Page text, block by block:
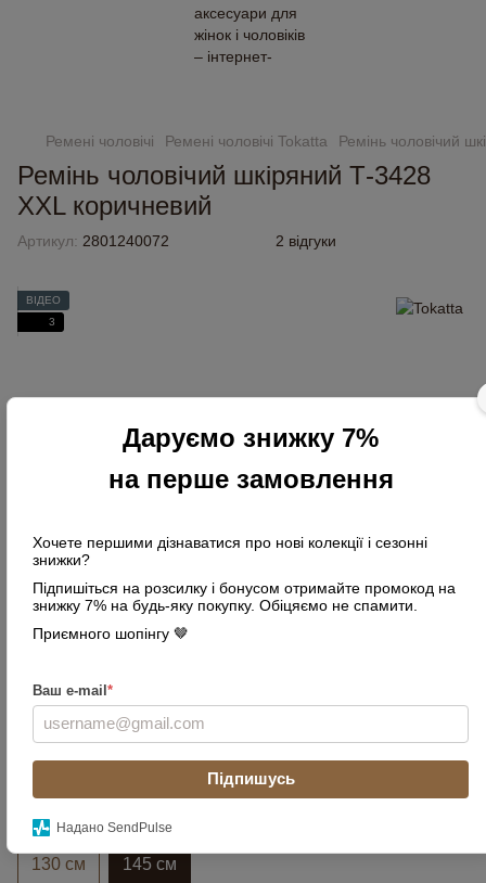
Даруємо знижку 7%
на перше замовлення
Хочете першими дізнаватися про нові колекції і сезонні
знижки?
Підпишіться на розсилку і бонусом отримайте промокод на
знижку 7% на будь-яку покупку. Обіцяємо не спамити.
Приємного шопінгу 🤎
Ваш e-mail *
Підпишусь
Надано SendPulse
Ремені чоловічі Ремені чоловічі Tokatta Ремінь чоловічий
Ремінь чоловічий шкіряний Т-3428
XXL коричневий
Артикул: 2801240072 2 відгуки
ВІДЕО
3
Довжина ременя
130 см 145 см